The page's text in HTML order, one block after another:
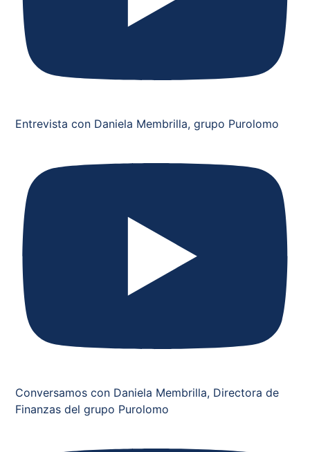
Entrevista con Daniela Membrilla, grupo Purolomo
Conversamos con Daniela Membrilla, Directora de
Finanzas del grupo Purolomo